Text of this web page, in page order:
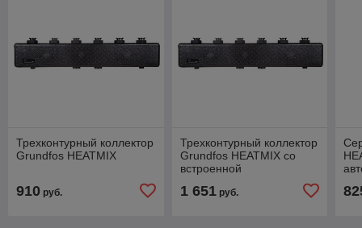
Трехконтурный коллектор
Grundfos HEATMIX
910 руб.
Трехконтурный коллектор
Grundfos HEATMIX со
встроенной
1 651руб.